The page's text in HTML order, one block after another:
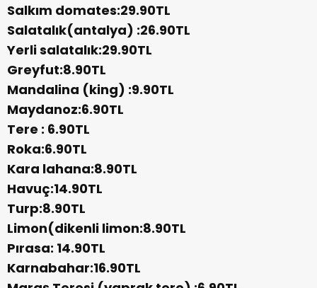
Salkım domates:29.90TL
Salatalık(antalya) :26.90TL
Yerli salatalık:29.90TL
Greyfut:8.90TL
Mandalina (king) :9.90TL
Maydanoz:6.90TL
Tere : 6.90TL
Roka:6.90TL
Kara lahana:8.90TL
Havuç:14.90TL
Turp:8.90TL
Limon(dikenli limon:8.90TL
Pırasa: 14.90TL
Karnabahar:16.90TL